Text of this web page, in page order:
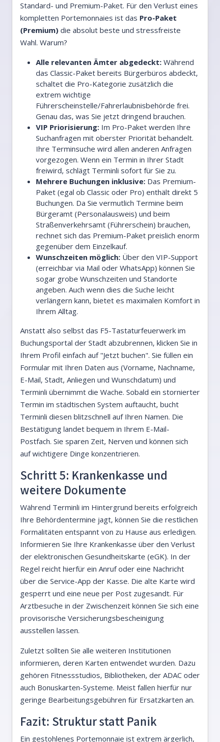
Standard- und Premium-Paket. Für den Verlust eines
kompletten Portemonnaies ist das Pro-Paket
(Premium) die absolut beste und stressfreiste
Wahl. Warum?
Alle relevanten Ämter abgedeckt: Während
das Classic-Paket bereits Bürgerbüros abdeckt,
schaltet die Pro-Kategorie zusätzlich die
extrem wichtige
Führerscheinstelle/Fahrerlaubnisbehörde frei.
Genau das, was Sie jetzt dringend brauchen.
VIP Priorisierung: Im Pro-Paket werden Ihre
Suchanfragen mit oberster Priorität behandelt.
Ihre Terminsuche wird allen anderen Anfragen
vorgezogen. Wenn ein Termin in Ihrer Stadt
freiwird, schlägt Terminli sofort für Sie zu.
Mehrere Buchungen inklusive: Das Premium-
Paket (egal ob Classic oder Pro) enthält direkt 5
Buchungen. Da Sie vermutlich Termine beim
Bürgeramt (Personalausweis) und beim
Straßenverkehrsamt (Führerschein) brauchen,
rechnet sich das Premium-Paket preislich enorm
gegenüber dem Einzelkauf.
Wunschzeiten möglich: Über den VIP-Support
(erreichbar via Mail oder WhatsApp) können Sie
sogar grobe Wunschzeiten und Standorte
angeben. Auch wenn dies die Suche leicht
verlängern kann, bietet es maximalen Komfort in
Ihrem Alltag.
Anstatt also selbst das F5-Tastaturfeuerwerk im
Buchungsportal der Stadt abzubrennen, klicken Sie in
Ihrem Profil einfach auf "Jetzt buchen". Sie füllen ein
Formular mit Ihren Daten aus (Vorname, Nachname,
E-Mail, Stadt, Anliegen und Wunschdatum) und
Terminli übernimmt die Wache. Sobald ein stornierter
Termin im städtischen System auftaucht, bucht
Terminli diesen blitzschnell auf Ihren Namen. Die
Bestätigung landet bequem in Ihrem E-Mail-
Postfach. Sie sparen Zeit, Nerven und können sich
auf wichtigere Dinge konzentrieren.
Schritt 5: Krankenkasse und
weitere Dokumente
Während Terminli im Hintergrund bereits erfolgreich
Ihre Behördentermine jagt, können Sie die restlichen
Formalitäten entspannt von zu Hause aus erledigen.
Informieren Sie Ihre Krankenkasse über den Verlust
der elektronischen Gesundheitskarte (eGK). In der
Regel reicht hierfür ein Anruf oder eine Nachricht
über die Service-App der Kasse. Die alte Karte wird
gesperrt und eine neue per Post zugesandt. Für
Arztbesuche in der Zwischenzeit können Sie sich eine
provisorische Versicherungsbescheinigung
ausstellen lassen.
Zuletzt sollten Sie alle weiteren Institutionen
informieren, deren Karten entwendet wurden. Dazu
gehören Fitnessstudios, Bibliotheken, der ADAC oder
auch Bonuskarten-Systeme. Meist fallen hierfür nur
geringe Bearbeitungsgebühren für Ersatzkarten an.
Fazit: Struktur statt Panik
Ein gestohlenes Portemonnaie ist extrem ärgerlich,